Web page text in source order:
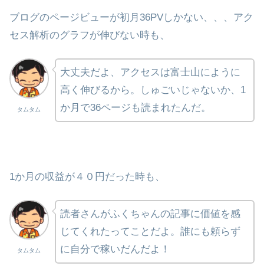
ブログのページビューが初月36PVしかない、、、アク
セス解析のグラフが伸びない時も、
タムタム
大丈夫だよ、アクセスは富士山にように
高く伸びるから。しゅごいじゃないか、1
か月で36ページも読まれたんだ。
1か月の収益が４０円だった時も、
タムタム
読者さんがふくちゃんの記事に価値を感
じてくれたってことだよ。誰にも頼らず
に自分で稼いだんだよ！